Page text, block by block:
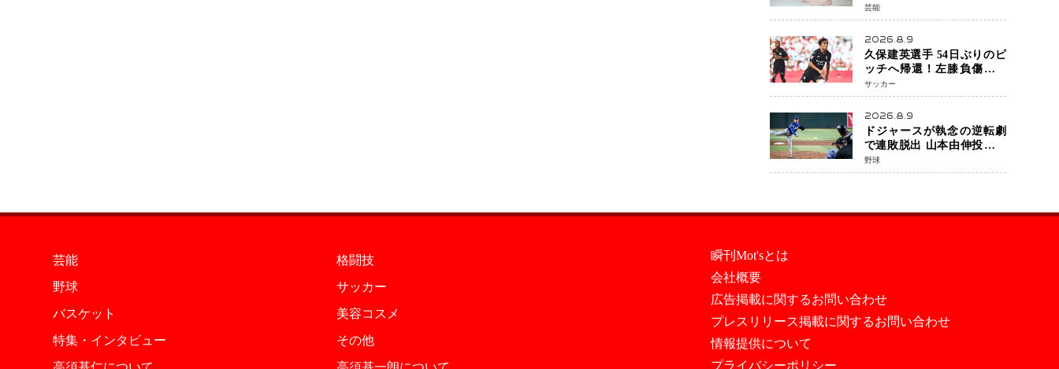
らさん 待望の1st写真集が11
月5日発売決定 沖縄で“今し
か残せない姿”を撮影
芸能
2026.8.9
久保建英選手 54日ぶりのピ
ッチへ帰還！左膝負傷から
待望の実戦復帰
サッカー
2026.8.9
ドジャースが執念の逆転劇
で連敗脱出 山本由伸投手は
107球の力投 大谷翔平選手が
延長10回に勝利を呼び込む
野球
芸能
格闘技
野球
サッカー
バスケット
美容コスメ
特集・インタビュー
その他
瞬刊Mot'sとは
会社概要
広告掲載に関するお問い合わせ
プレスリリース掲載に関するお問い合わせ
情報提供について
プライバシーポリシー